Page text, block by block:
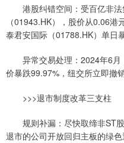
港股纠错空间：受百亿非法
（01943.HK），股价从0.06
泰君安国际（01788.HK）单日
异常交易处理：2024年6月
价暴跌99.97%，纽交所立即撤
>>>退市制度改革三支柱
规则补漏：尽快取缔非ST股
退市的公司开放回归主板的绿